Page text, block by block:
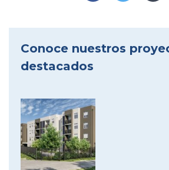
Conoce nuestros
destacados